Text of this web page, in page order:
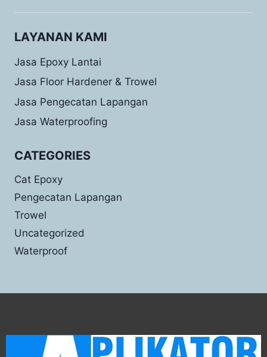
LAYANAN KAMI
Jasa Epoxy Lantai
Jasa Floor Hardener & Trowel
Jasa Pengecatan Lapangan
Jasa Waterproofing
CATEGORIES
Cat Epoxy
Pengecatan Lapangan
Trowel
Uncategorized
Waterproof